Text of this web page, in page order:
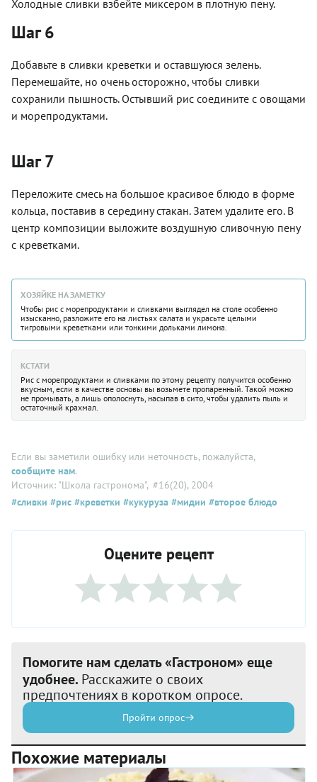
Холодные сливки взбейте миксером в плотную пену.
Шаг 6
Добавьте в сливки креветки и оставшуюся зелень.
Перемешайте, но очень осторожно, чтобы сливки
сохранили пышность. Остывший рис соедините с овощами
и морепродуктами.
Шаг 7
Переложите смесь на большое красивое блюдо в форме
кольца, поставив в середину стакан. Затем удалите его. В
центр композиции выложите воздушную сливочную пену
с креветками.
ХОЗЯЙКЕ НА ЗАМЕТКУ
Чтобы рис с морепродуктами и сливками выглядел на столе особенно
изысканно, разложите его на листьях салата и украсьте целыми
тигровыми креветками или тонкими дольками лимона.
КСТАТИ
Рис с морепродуктами и сливками по этому рецепту получится особенно
вкусным, если в качестве основы вы возьмете пропаренный. Такой можно
не промывать, а лишь ополоснуть, насыпав в сито, чтобы удалить пыль и
остаточный крахмал.
Если вы заметили ошибку или неточность, пожалуйста,
сообщите нам.
Источник: "Школа гастронома", #16(20), 2004
#сливки #рис #креветки #кукуруза #мидии #второе блюдо
Оцените рецепт
Помогите нам сделать «Гастроном» еще
удобнее. Расскажите о своих
предпочтениях в коротком опросе.
Пройти опрос
Похожие материалы